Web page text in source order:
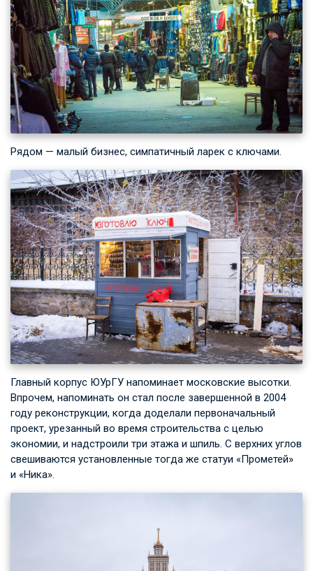
Рядом — малый бизнес, симпатичный ларек с ключами.
Главный корпус ЮУрГУ напоминает московские высотки.
Впрочем, напоминать он стал после завершенной в 2004
году реконструкции, когда доделали первоначальный
проект, урезанный во время строительства с целью
экономии, и надстроили три этажа и шпиль. С верхних углов
свешиваются установленные тогда же статуи «Прометей»
и «Ника».